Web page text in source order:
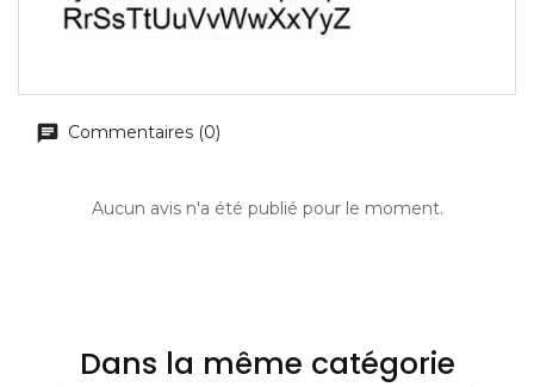
Commentaires (0)
Aucun avis n'a été publié pour le moment.
Dans la même catégorie